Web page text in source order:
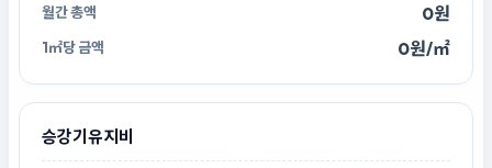
0원
0원/㎡
승강기유지비